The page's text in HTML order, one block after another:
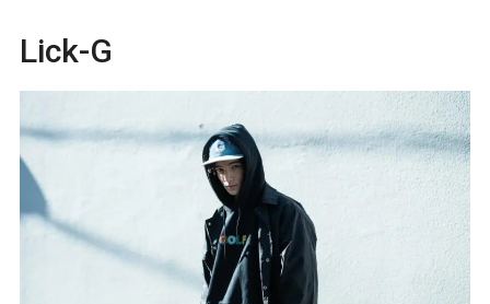
Lick-G